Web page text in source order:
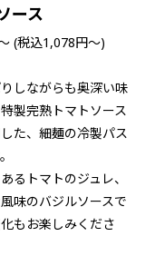
ース
(税込1,078円～)
しながらも奥深い味
製完熟トマトソース
た、細麺の冷製パス
るトマトのジュレ、
味のバジルソースで
もお楽しみくださ